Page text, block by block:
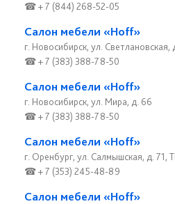
☎ + 7 (844) 268-52-05
Салон мебели «Hoff»
г. Новосибирск, ул. Светлановская,
☎ + 7 (383) 388-78-50
Салон мебели «Hoff»
г. Новосибирск, ул. Мира, д. 66
☎ + 7 (383) 388-78-50
Салон мебели «Hoff»
г. Оренбург, ул. Салмышская, д. 71,
☎ + 7 (353) 245-48-89
Салон мебели «Hoff»